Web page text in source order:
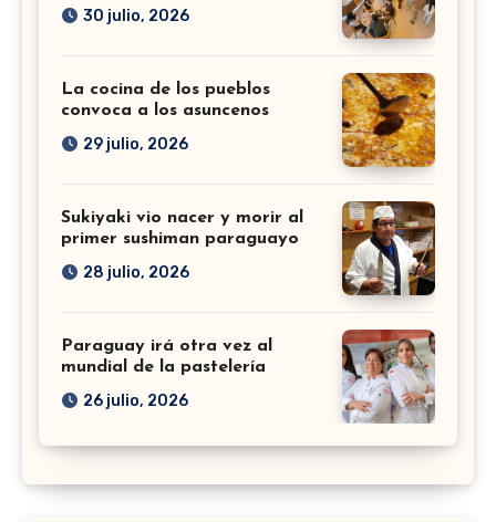
30 julio, 2026
La cocina de los pueblos
convoca a los asuncenos
29 julio, 2026
Sukiyaki vio nacer y morir al
primer sushiman paraguayo
28 julio, 2026
Paraguay irá otra vez al
mundial de la pastelería
26 julio, 2026